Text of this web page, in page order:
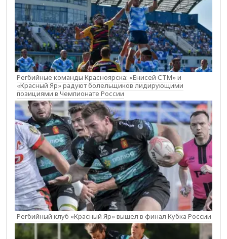
Регбийные команды Красноярска: «Енисей СТМ» и
«Красный Яр» радуют болельщиков лидирующими
позициями в Чемпионате России
Регбийный клуб «Красный Яр» вышел в финал Кубка России